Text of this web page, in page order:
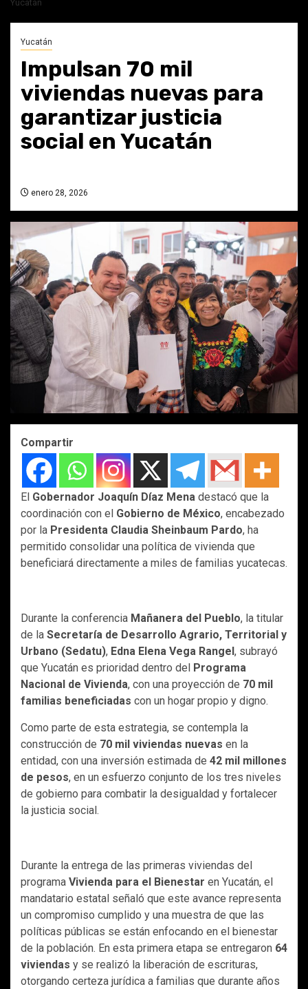
Yucatán
Yucatán
Impulsan 70 mil
viviendas nuevas para
garantizar justicia
social en Yucatán
enero 28, 2026
Compartir
El Gobernador Joaquín Díaz Mena destacó que la
coordinación con el Gobierno de México, encabezado
por la Presidenta Claudia Sheinbaum Pardo, ha
permitido consolidar una política de vivienda que
beneficiará directamente a miles de familias yucatecas.
Durante la conferencia Mañanera del Pueblo, la titular
de la Secretaría de Desarrollo Agrario, Territorial y
Urbano (Sedatu), Edna Elena Vega Rangel , subrayó
que Yucatán es prioridad dentro del
Programa
Nacional de Vivienda, con una proyección de 70 mil
familias beneficiadas con un hogar propio y digno.
Como parte de esta estrategia, se contempla la
construcción de 70 mil viviendas nuevas en la
entidad, con una inversión estimada de 42 mil millones
de pesos, en un esfuerzo conjunto de los tres niveles
de gobierno para combatir la desigualdad y fortalecer
la justicia social.
Durante la entrega de las primeras viviendas del
programa Vivienda para el Bienestar en Yucatán, el
mandatario estatal señaló que este avance representa
un compromiso cumplido y una muestra de que las
políticas públicas se están enfocando en el bienestar
de la población. En esta primera etapa se entregaron 64
viviendas y se realizó la liberación de escrituras,
otorgando certeza jurídica a familias que durante años